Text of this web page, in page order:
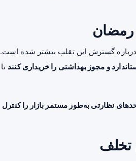
رمضان
درباره گسترش این تقلب بیشتر شده است.
و مجوز بهداشتی را خریداری کنند تا
نظارتی به‌طور مستمر بازار را کنترل
تخلف